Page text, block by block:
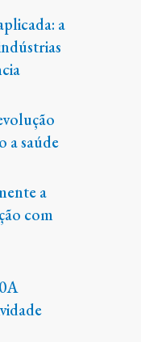
a
a saúde
a
com